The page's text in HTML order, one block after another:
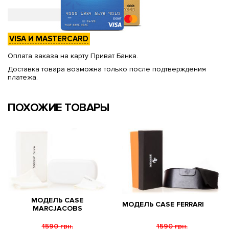
VISA И MASTERCARD
Оплата заказа на карту Приват Банка.
Доставка товара возможна только после подтверждения
платежа.
ПОХОЖИЕ ТОВАРЫ
МОДЕЛЬ CASE
MARCJACOBS
1590 грн.
МОДЕЛЬ CASE FERRARI
1590 грн.